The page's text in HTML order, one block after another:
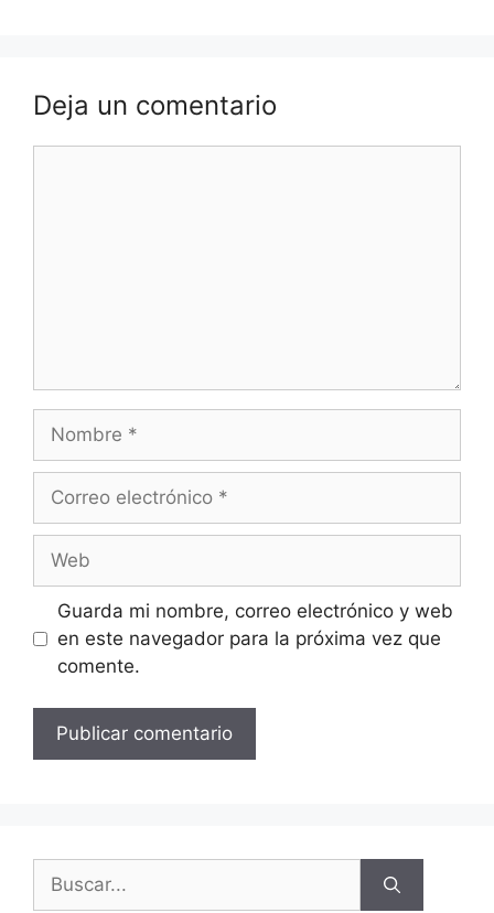
Deja un comentario
Guarda mi nombre, correo electrónico y web
en este navegador para la próxima vez que
comente.